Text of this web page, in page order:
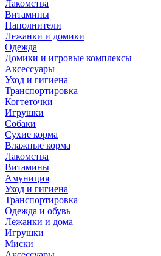
Лакомства
Витамины
Наполнители
Лежанки и домики
Одежда
Домики и игровые комплексы
Аксессуары
Уход и гигиена
Транспортировка
Когтеточки
Игрушки
Собаки
Сухие корма
Влажные корма
Лакомства
Витамины
Амуниция
Уход и гигиена
Транспортировка
Одежда и обувь
Лежанки и дома
Игрушки
Миски